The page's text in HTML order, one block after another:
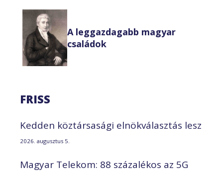
A leggazdagabb magyar
családok
FRISS
Kedden köztársasági elnökválasztás lesz
2026. augusztus 5.
Magyar Telekom: 88 százalékos az 5G